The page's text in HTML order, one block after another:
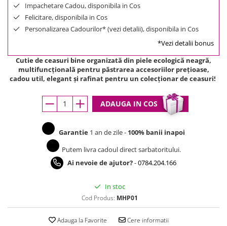
Impachetare Cadou, disponibila in Cos
Felicitare, disponibila in Cos
Personalizarea Cadourilor* (vezi detalii), disponibila in Cos
*Vezi detalii bonus
Cutie de ceasuri bine organizată din piele ecologică neagră,
multifuncţională pentru păstrarea accesoriilor preţioase,
cadou util, elegant şi rafinat pentru un colecționar de ceasuri!
ADAUGA IN COS
Garantie 1 an de zile - 100% banii inapoi
Putem livra cadoul direct sarbatoritului.
Ai nevoie de ajutor?-0784.204.166
In stoc
Cod Produs: MHP01
Adauga la Favorite Cere informatii